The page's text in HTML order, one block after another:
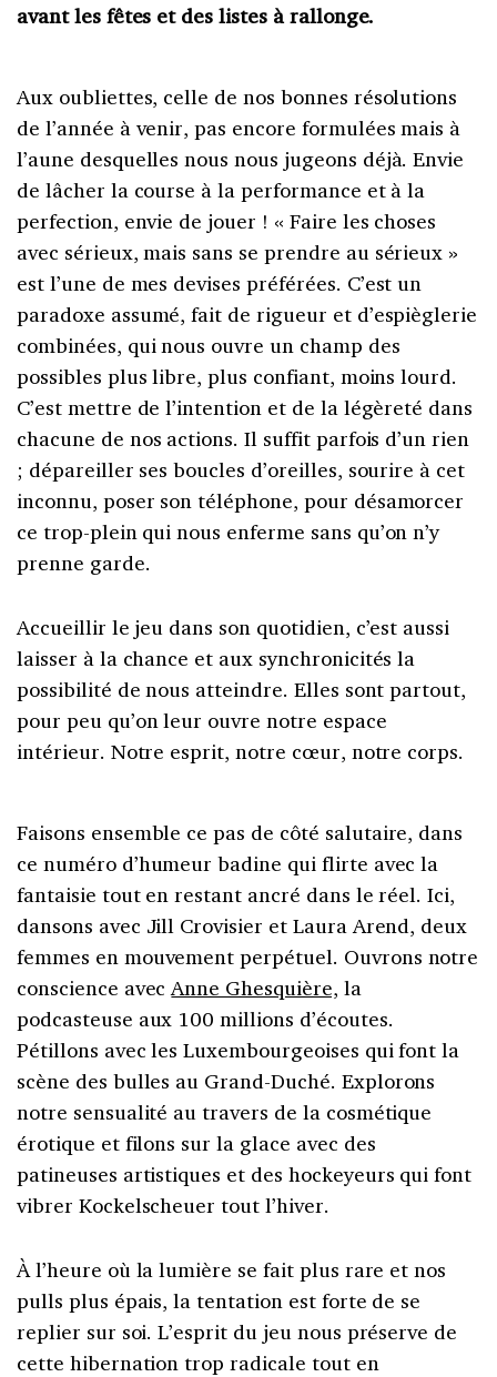
avant les fêtes et des listes à rallonge.
Aux oubliettes, celle de nos bonnes résolutions
de l’année à venir, pas encore formulées mais à
l’aune desquelles nous nous jugeons déjà. Envie
de lâcher la course à la performance et à la
perfection, envie de jouer ! « Faire les choses
avec sérieux, mais sans se prendre au sérieux »
est l’une de mes devises préférées. C’est un
paradoxe assumé, fait de rigueur et d’espièglerie
combinées, qui nous ouvre un champ des
possibles plus libre, plus confiant, moins lourd.
C’est mettre de l’intention et de la légèreté dans
chacune de nos actions. Il suffit parfois d’un rien
; dépareiller ses boucles d’oreilles, sourire à cet
inconnu, poser son téléphone, pour désamorcer
ce trop-plein qui nous enferme sans qu’on n’y
prenne garde.
Accueillir le jeu dans son quotidien, c’est aussi
laisser à la chance et aux synchronicités la
possibilité de nous atteindre. Elles sont partout,
pour peu qu’on leur ouvre notre espace
intérieur. Notre esprit, notre cœur, notre corps.
Faisons ensemble ce pas de côté salutaire, dans
ce numéro d’humeur badine qui flirte avec la
fantaisie tout en restant ancré dans le réel. Ici,
dansons avec Jill Crovisier et Laura Arend, deux
femmes en mouvement perpétuel. Ouvrons notre
conscience avec Anne Ghesquière, la
podcasteuse aux 100 millions d’écoutes.
Pétillons avec les Luxembourgeoises qui font la
scène des bulles au Grand-Duché. Explorons
notre sensualité au travers de la cosmétique
érotique et filons sur la glace avec des
patineuses artistiques et des hockeyeurs qui font
vibrer Kockelscheuer tout l’hiver.
À l’heure où la lumière se fait plus rare et nos
pulls plus épais, la tentation est forte de se
replier sur soi. L’esprit du jeu nous préserve de
cette hibernation trop radicale tout en